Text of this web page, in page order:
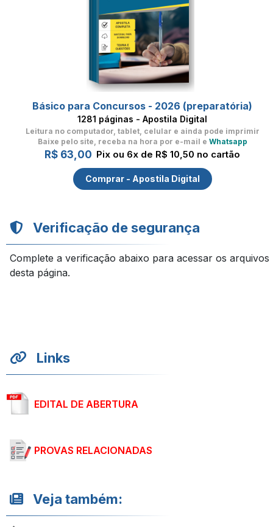
Básico para Concursos - 2026 (preparatória)
1281 páginas - Apostila Digital
Leitura no computador, tablet, celular e ainda pode imprimir
Baixe pelo site, receba na hora por e-mail e Whatsapp
R$ 63,00 Pix ou 6x de R$ 10,50 no cartão
Comprar - Apostila Digital
Verificação de segurança
Complete a verificação abaixo para acessar os arquivos
desta página.
Links
EDITAL DE ABERTURA
PROVAS RELACIONADAS
Veja também: